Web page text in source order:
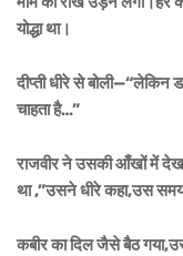
योद्धा था।
दीप्ती धीरे से बोली—“लेकिन
चाहता है…”
राजवीर ने उसकी आँखों में देखा
था ,”उसने धीरे कहा,उस समय
कबीर का दिल जैसे बैठ